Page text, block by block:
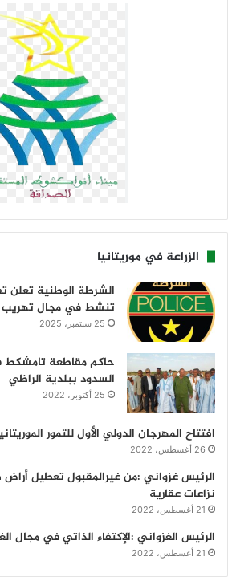
الزراعة في موريتانيا
الشرطة الوطنية تعلن
تنشط في مجال تهريب
25 سبتمبر، 2025
حاكم مقاطعة تامشكط
السدود ببلدية الراظي
25 أكتوبر، 2022
افتتاح المهرجان الدولي الأول للتمور الموريتانية
26 أغسطس، 2022
الرئيس غزواني :من غيرالمقبول تعطيل أراض
نزاعات عقارية
21 أغسطس، 2022
الرئيس الغزواني :الإكتفاء الذاتي في مجال
21 أغسطس، 2022